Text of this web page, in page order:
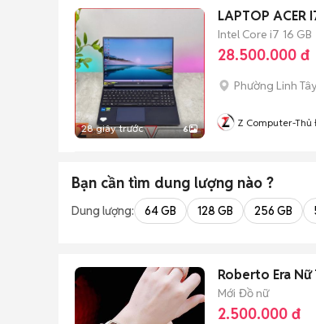
28 giây trước 6
LAPTOP
Intel Core i7 16 GB
28.500.000 đ
Phường Linh
Z Computer-Thủ
Bạn cần tìm dung lượng nào ?
Dung lượng: 64 GB 128 GB 256 GB
Roberto Era
Mới Đồ nữ
2.500.000 đ